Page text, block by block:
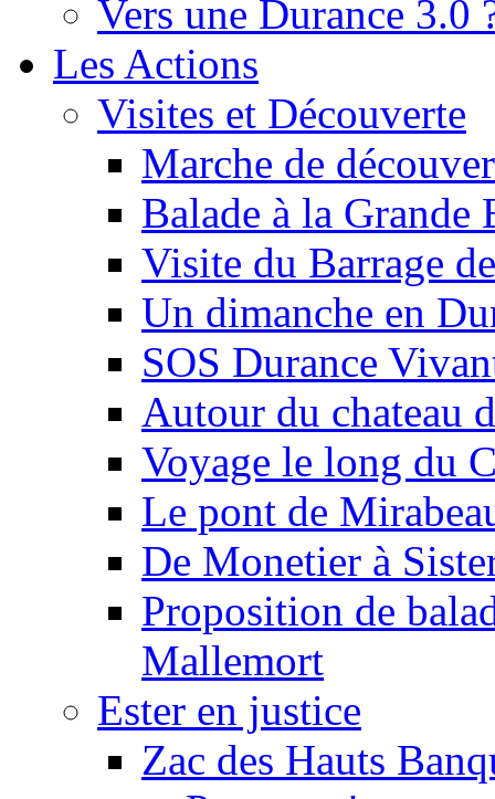
Vers une Durance 3.0
Les Actions
Visites et Découverte
Marche de
Balade à la Grande
Visite du Barrage
Un dimanche en
SOS Durance
Autour du chateau
Voyage le long du
Le pont de
De Monetier à
Proposition de
Mallemort
Ester en justice
Zac des Hauts